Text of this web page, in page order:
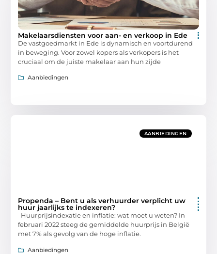
Makelaarsdiensten voor aan- en verkoop in Ede
De vastgoedmarkt in Ede is dynamisch en voortdurend
in beweging. Voor zowel kopers als verkopers is het
cruciaal om de juiste makelaar aan hun zijde
Aanbiedingen
AANBIEDINGEN
Propenda – Bent u als verhuurder verplicht uw
huur jaarlijks te indexeren?
Huurprijsindexatie en inflatie: wat moet u weten? In
februari 2022 steeg de gemiddelde huurprijs in België
met 7% als gevolg van de hoge inflatie.
Aanbiedingen